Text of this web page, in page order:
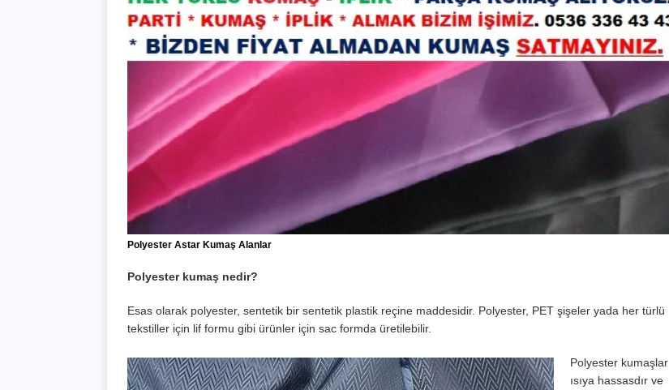
Polyester Astar Kumaş Alanlar
Polyester kumaş nedir?
Esas olarak polyester, sentetik bir sentetik plastik reçine maddesidir. Polyester, PET şişeler yada her türlü
tekstiller için lif formu gibi ürünler için sac formda üretilebilir.
Polyester kumaşlar
ısıya hassasdır ve